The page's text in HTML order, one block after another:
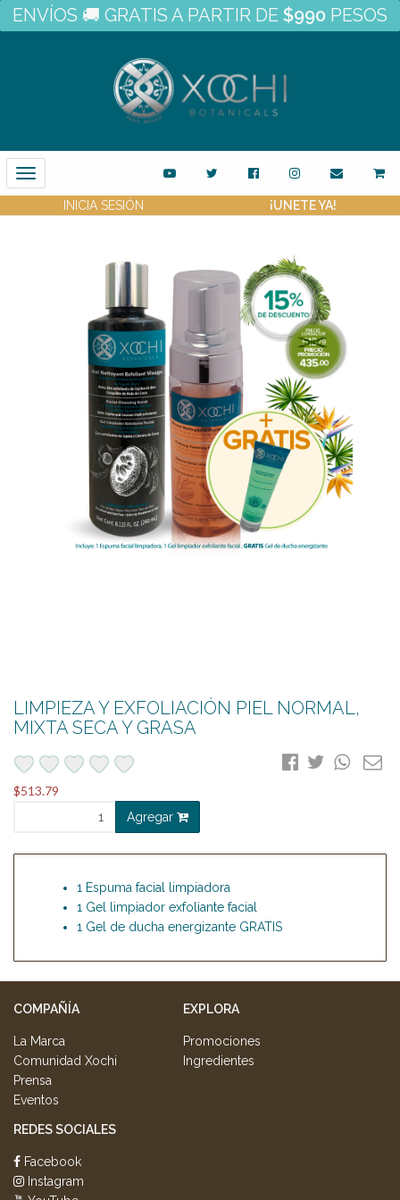
ENVÍOS 🚚 GRATIS A PARTIR DE $990 PESOS
Toggle
Navigation
INICIA SESIÓN ¡UNETE YA!
LIMPIEZA Y EXFOLIACIÓN PIEL NORMAL,
MIXTA SECA Y GRASA
favorite favorite favorite favorite favorite
$513.79
Agregar
1 Espuma facial limpiadora
1 Gel limpiador exfoliante facial
1 Gel de ducha energizante GRATIS
COMPAÑÍA
La Marca
Comunidad Xochi
Prensa
Eventos
EXPLORA
Promociones
Ingredientes
REDES SOCIALES
Facebook
Instagram